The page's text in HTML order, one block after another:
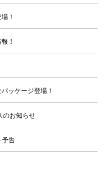
！
！
ッケージ登場！
のお知らせ
予告